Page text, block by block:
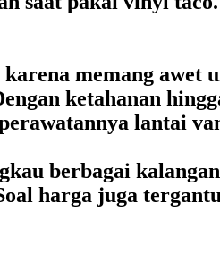
memang awet
ketahanan
lantai
berbagai
harga juga